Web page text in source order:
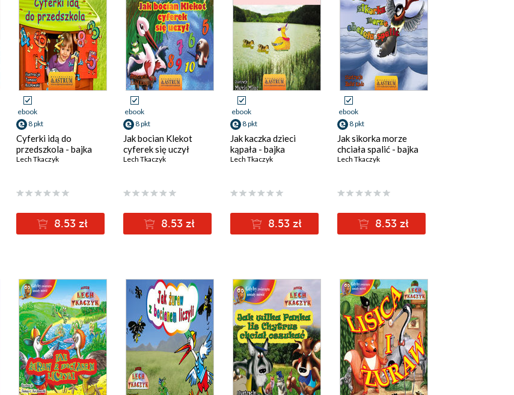
ebook
8 pkt
Cyferki idą do
przedszkola - bajka
Lech Tkaczyk
8.53 zł
ebook
8 pkt
Jak bocian Klekot
cyferek się uczył
Lech Tkaczyk
8.53 zł
ebook
8 pkt
Jak kaczka dzieci
kąpała - bajka
Lech Tkaczyk
8.53 zł
ebook
8 pkt
Jak sikorka morze
chciała spalić - bajka
Lech Tkaczyk
8.53 zł